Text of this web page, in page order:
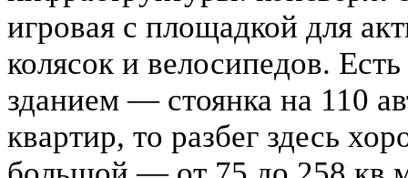
игровая с площадкой для
колясок и велосипедов.
зданием — стоянка на 110
квартир, то разбег здесь